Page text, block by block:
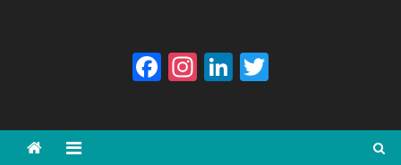
Facebook
Instagram
LinkedIn